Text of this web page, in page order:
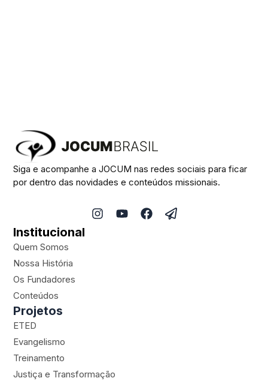
Siga e acompanhe a JOCUM nas redes sociais para ficar
por dentro das novidades e conteúdos missionais.
I
n
Y
o
F
a
P
a
Institucional
Quem Somos
Nossa História
Os Fundadores
Conteúdos
Projetos
ETED
Evangelismo
Treinamento
Justiça e Transformação